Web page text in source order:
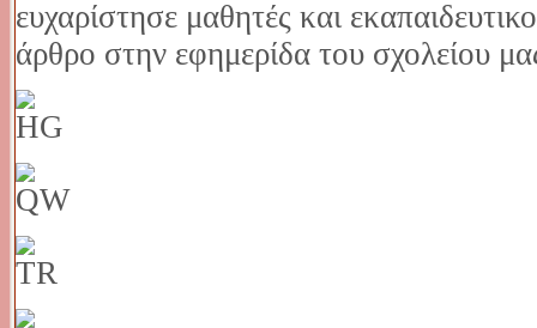
ευχαρίστησε μαθητές και
άρθρο στην εφημερίδα του σχολείου